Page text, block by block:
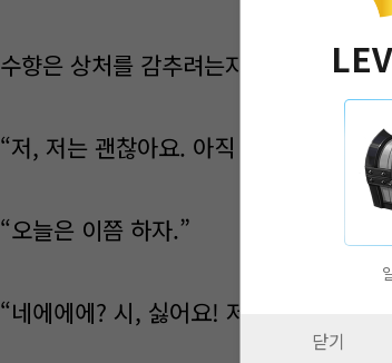
수향은 상처를 감추려는지 애환의 손을
“저, 저는 괜찮아요. 아직 기본을 다하기
“오늘은 이쯤 하자.”
“네에에에? 시, 싫어요! 저는 더 하고 싶
닫기